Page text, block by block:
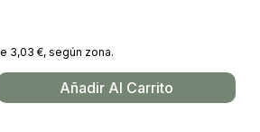
3,03 €, según zona.
Añadir Al Carrito